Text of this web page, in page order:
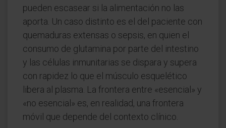
pueden escasear si la alimentación no las
aporta. Un caso distinto es el del paciente con
quemaduras extensas o sepsis, en quien el
consumo de glutamina por parte del intestino
y las células inmunitarias se dispara y supera
con rapidez lo que el músculo esquelético
libera al plasma. La frontera entre «esencial» y
«no esencial» es, en realidad, una frontera
móvil que depende del contexto clínico.